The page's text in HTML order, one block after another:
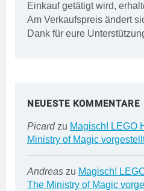
Einkauf getätigt wird,
Am Verkaufspreis ändert
Dank für eure
NEUESTE KOMMENTARE
Picardzu Magisch! LEGO
Ministry of Magic
Andreas zu Magisch!
The Ministry of Magic